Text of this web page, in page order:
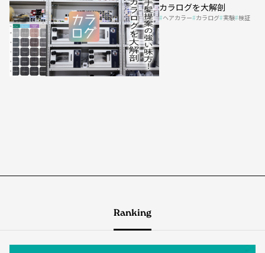
カラログを大解剖
ヘアカラー カラログ 実験 検証
Ranking